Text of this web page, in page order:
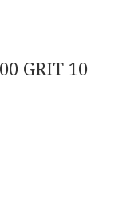
GRIT 10